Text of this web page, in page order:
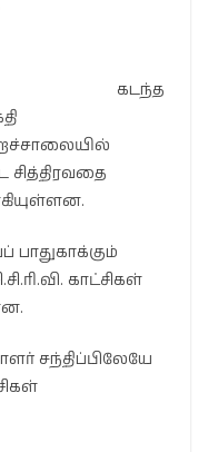
கடந்த
காட்சிகள்
சந்திப்பிலேயே